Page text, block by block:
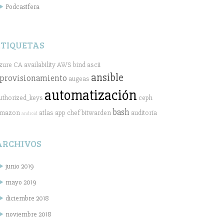
Podcastfera
CA availabilityAWS bind ascii
augeas ansible
automatización ceph
android atlas app chefbitwardenbash auditoría
junio 2019
mayo 2019
diciembre 2018
noviembre 2018